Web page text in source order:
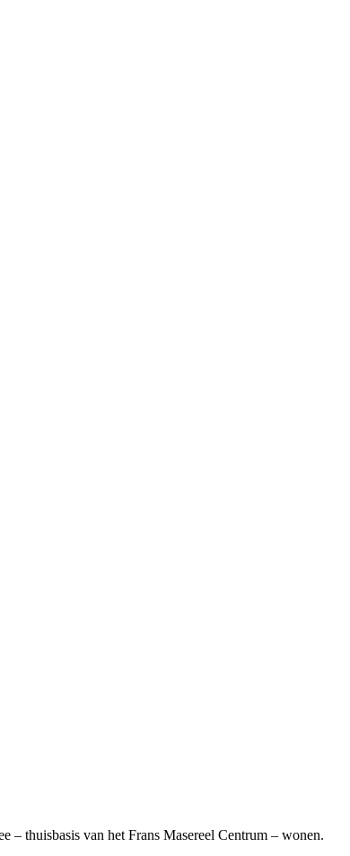
– thuisbasis van het Frans Masereel Centrum – wonen.